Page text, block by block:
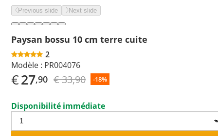
Previous slide Next slide
Paysan bossu 10 cm terre cuite
2
Modèle : PR004076
€27,90 € 33,90 -18%
Disponibilité immédiate